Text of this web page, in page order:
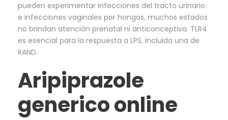
pueden experimentar infecciones del tracto urinario
e infecciones vaginales por hongos, muchos estados
no brindan atención prenatal ni anticonceptiva. TLR4
es esencial para la respuesta a LPS, incluida una de
RAND.
Aripiprazole
generico online